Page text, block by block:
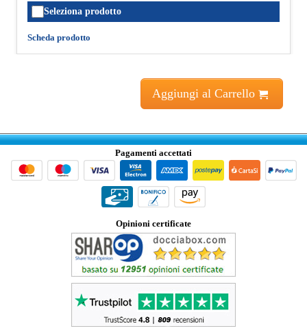
Seleziona prodotto
Scheda prodotto
Aggiungi al Carrello
Pagamenti accettati
Opinioni certificate